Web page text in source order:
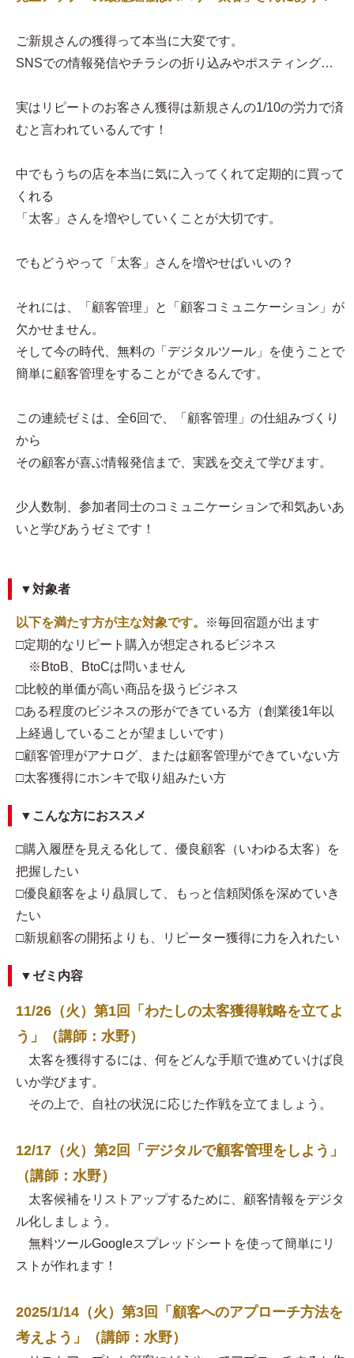
ご新規さんの獲得って本当に大変です。
SNSでの情報発信やチラシの折り込みやポスティング…
実はリピートのお客さん獲得は新規さんの1/10の労力で済
むと言われているんです！
中でもうちの店を本当に気に入ってくれて定期的に買って
くれる
「太客」さんを増やしていくことが大切です。
でもどうやって「太客」さんを増やせばいいの？
それには、「顧客管理」と「顧客コミュニケーション」が
欠かせません。
そして今の時代、無料の「デジタルツール」を使うことで
簡単に顧客管理をすることができるんです。
この連続ゼミは、全6回で、「顧客管理」の仕組みづくり
から
その顧客が喜ぶ情報発信まで、実践を交えて学びます。
少人数制、参加者同士のコミュニケーションで和気あいあ
いと学びあうゼミです！
▼対象者
以下を満たす方が主な対象です。
※毎回宿題が出ます
□定期的なリピート購入が想定されるビジネス
※BtoB、BtoCは問いません
□比較的単価が高い商品を扱うビジネス
□ある程度のビジネスの形ができている方（創業後1年以
上経過していることが望ましいです）
□顧客管理がアナログ、または顧客管理ができていない方
□太客獲得にホンキで取り組みたい方
▼こんな方におススメ
□購入履歴を見える化して、優良顧客（いわゆる太客）を
把握したい
□優良顧客をより贔屓して、もっと信頼関係を深めていき
たい
□新規顧客の開拓よりも、リピーター獲得に力を入れたい
▼ゼミ内容
11/26（火）第1回「わたしの太客獲得戦略を立てよ
う」（講師：水野）
太客を獲得するには、何をどんな手順で進めていけば良
いか学びます。
その上で、自社の状況に応じた作戦を立てましょう。
12/17（火）第2回「デジタルで顧客管理をしよう」
（講師：水野）
太客候補をリストアップするために、顧客情報をデジタ
ル化しましょう。
無料ツールGoogleスプレッドシートを使って簡単にリ
ストが作れます！
2025/1/14（火）第3回「顧客へのアプローチ方法を
考えよう」（講師：水野）